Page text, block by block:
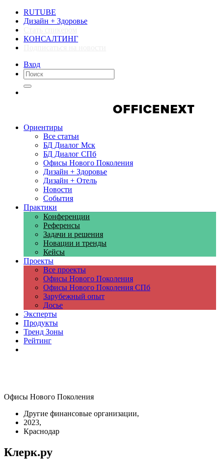
RUTUBE
Дизайн + Здоровье
КОНСАЛТИНГ
Вход
Ориентиры
Все статьи
БД Диалог Мск
БД Диалог СПб
Офисы Нового Поколения
Дизайн + Здоровье
Дизайн + Отель
Новости
События
Практики
Конференции
Референсы
Задачи и решения
Новации и тренды
Кейсы
Проекты
Все проекты
Офисы Нового Поколения
Офисы Нового Поколения СПб
Зарубежный опыт
Досье
Эксперты
Продукты
Тренд Зоны
Рейтинг
Офисы Нового Поколения
Другие финансовые организации,
2023,
Краснодар
Клерк.ру